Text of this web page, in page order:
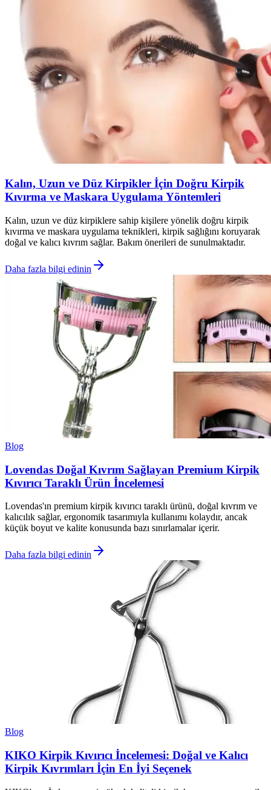
Kalın, Uzun ve Düz Kirpikler İçin Doğru Kirpik
Kıvırma ve Maskara Uygulama Yöntemleri
Kalın, uzun ve düz kirpiklere sahip kişilere yönelik doğru kirpik
kıvırma ve maskara uygulama teknikleri, kirpik sağlığını koruyarak
doğal ve kalıcı kıvrım sağlar. Bakım önerileri de sunulmaktadır.
Daha fazla bilgi edinin
Blog
Lovendas Doğal Kıvrım Sağlayan Premium Kirpik
Kıvırıcı Taraklı Ürün İncelemesi
Lovendas'ın premium kirpik kıvırıcı taraklı ürünü, doğal kıvrım ve
kalıcılık sağlar, ergonomik tasarımıyla kullanımı kolaydır, ancak
küçük boyut ve kalite konusunda bazı sınırlamalar içerir.
Daha fazla bilgi edinin
Blog
KIKO Kirpik Kıvırıcı İncelemesi: Doğal ve Kalıcı
Kirpik Kıvrımları İçin En İyi Seçenek